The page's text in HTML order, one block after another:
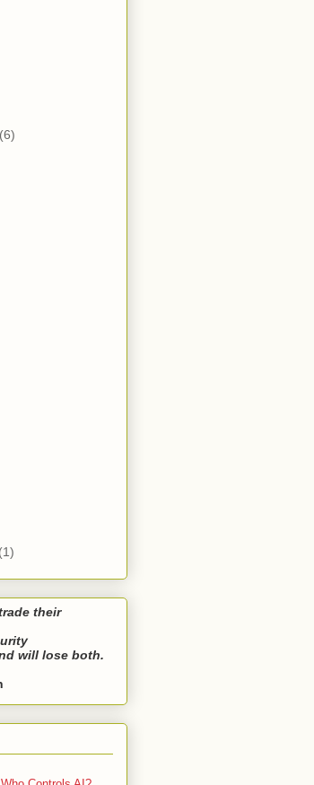
(6)
(1)
their
will lose both.